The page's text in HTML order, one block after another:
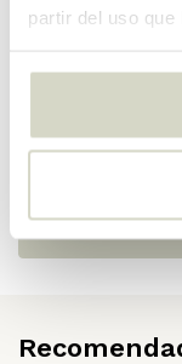
partir del uso que
EAN